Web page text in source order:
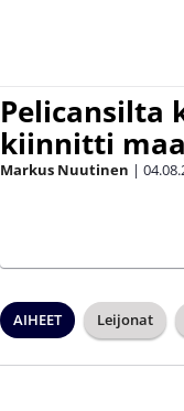
Pelicansilta
kiinnitti
Markus Nuutinen |
AIHEET Leijonat